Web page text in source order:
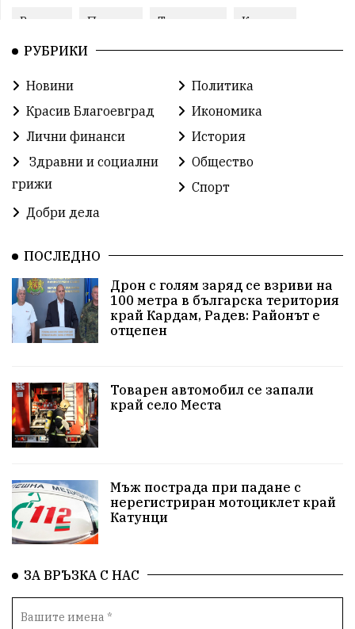
Ремонт Пожари Традиции Култура
Илияна Йотова
Прокуратура Бойко Борисов
Методи Байкушев Кресна
Министерски съвет Избори Икономика
#Земеделие Красива България АМ Струма
Белица РСПБЗН
досъдебно производство Добро дело
Благотворителност
Репресии домашно насилие фолклор
Пътна безопасност ГДБОП
РУБРИКИ
Новини
Политика
Красив Благоевград
Икономика
Лични финанси
История
Здравни и социални
грижи
Общество
Спорт
Добри дела
ПОСЛЕДНО
Дрон с голям заряд се взриви на
100 метра в българска територия
край Кардам, Радев: Районът е
отцепен
Товарен автомобил се запали
край село Места
Мъж пострада при падане с
нерегистриран мотоциклет край
Катунци
ЗА ВРЪЗКА С НАС